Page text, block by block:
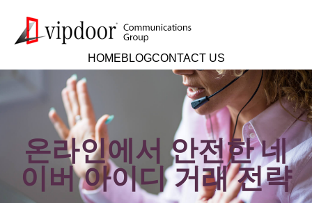
HOMEBLOGCONTACT US
온라인에서 안전한 네
이버 아이디 거래 전략